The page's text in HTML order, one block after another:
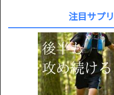
注目サプリ